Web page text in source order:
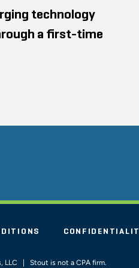
technology
a first-time
LLC | Stout is not a CPA firm.